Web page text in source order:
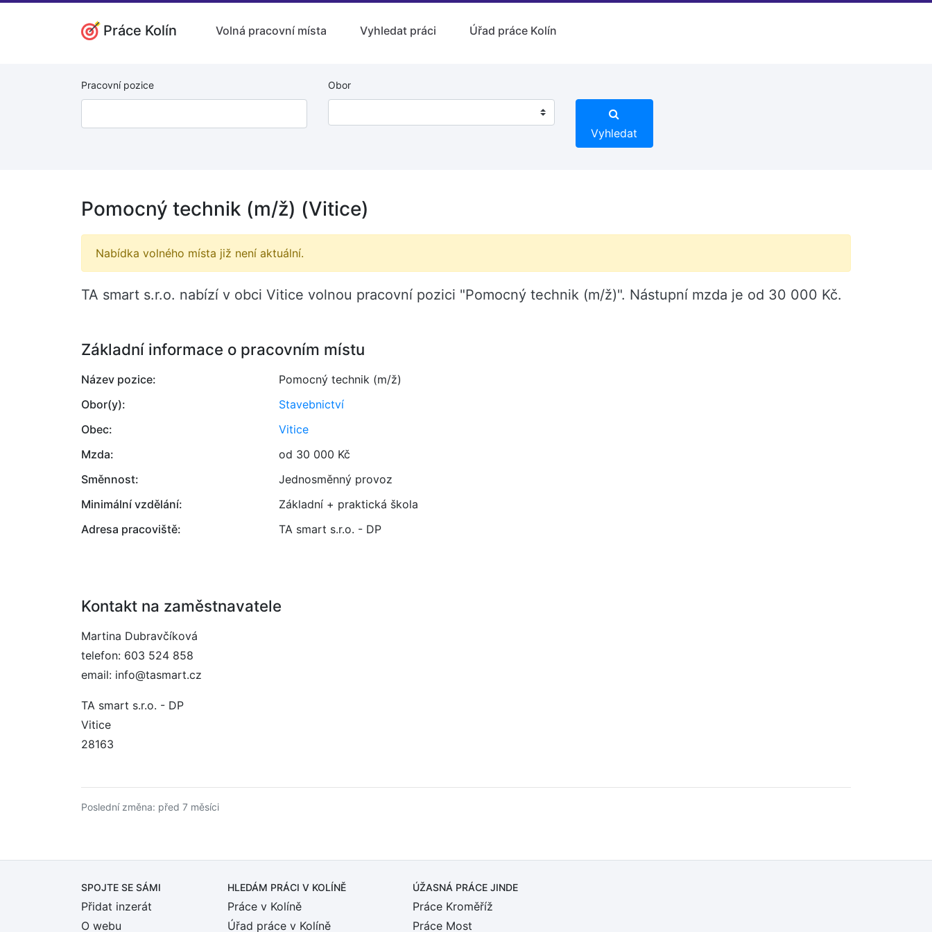
Práce Kolín Volná pracovní místa Vyhledat práci Úřad práce Kolín
Pracovní pozice Obor
Vyhledat
Pomocný technik (m/ž) (Vitice)
Nabídka volného místa již není aktuální.
TA smart s.r.o. nabízí v obci Vitice volnou pracovní pozici "Pomocný technik (m/ž)". Nástupní mzda je od 30 000 Kč.
Základní informace o pracovním místu
Název pozice:
Pomocný technik (m/ž)
Obor(y):
Stavebnictví
Obec:
Vitice
Mzda:
od 30 000 Kč
Směnnost:
Jednosměnný provoz
Minimální vzdělání:
Základní + praktická škola
Adresa pracoviště:
TA smart s.r.o. - DP
Kontakt na zaměstnavatele
Martina Dubravčíková
telefon: 603 524 858
email: info@tasmart.cz
TA smart s.r.o. - DP
Vitice
28163
Poslední změna: před 7 měsíci
SPOJTE SE SÁMI
Přidat inzerát
O webu
HLEDÁM PRÁCI V KOLÍNĚ
Práce v Kolíně
Úřad práce v Kolíně
ÚŽASNÁ PRÁCE JINDE
Práce Kroměříž
Práce Most